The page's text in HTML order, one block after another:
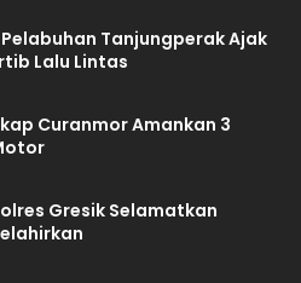
Tanjungperak Ajak
Lalu Lintas
Curanmor Amankan 3
Gresik Selamatkan